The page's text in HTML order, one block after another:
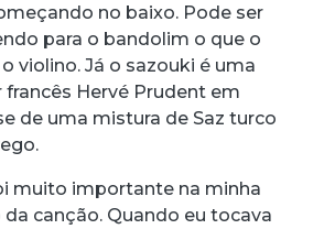
no baixo. Pode ser
para o bandolim o que o
violino. Já o sazouki é uma
Hervé Prudent em
de uma mistura de Saz turco
muito importante na minha
canção. Quando eu tocava